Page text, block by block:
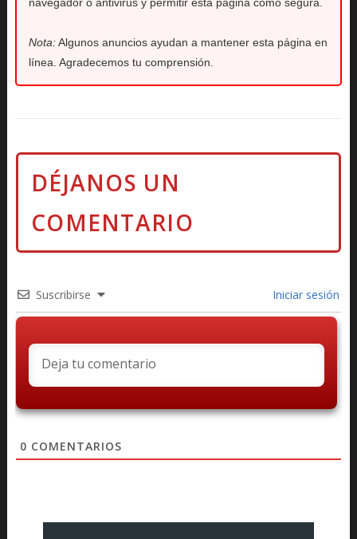
Nota:Algunos anuncios ayudan a mantener esta página en
línea. Agradecemos tu comprensión.
Suscribirse Iniciar sesión
0 COMENTARIOS